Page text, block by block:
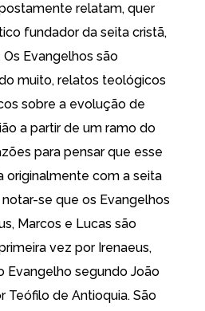
relatam, quer
fundador da seita cristã,
Os Evangelhos são
muito, relatos teológicos
sobre a evolução de
a partir de um ramo do
para pensar que esse
originalmente com a seita
se que os Evangelhos
Marcos e Lucas são
vez por Irenaeus,
Evangelho segundo João
Teófilo de Antioquia. São